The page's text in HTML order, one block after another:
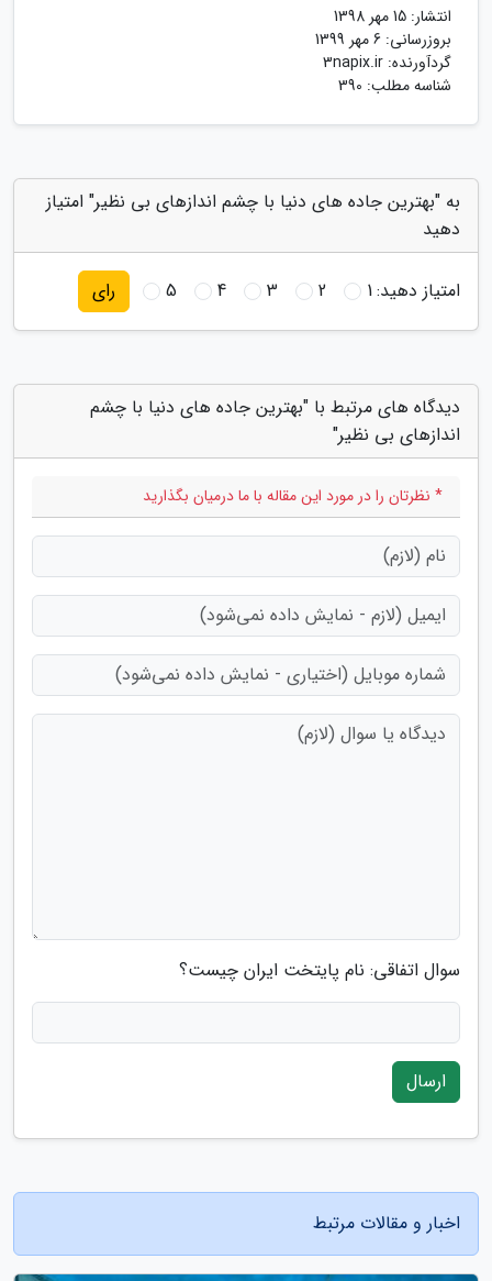
انتشار: 15 مهر 1398
بروزرسانی: 6 مهر 1399
گردآورنده: 3napix.ir
شناسه مطلب: 390
به "بهترین جاده های دنیا با چشم اندازهای بی نظیر" امتیاز
دهید
امتیاز دهید:1
2
3
4
5 رای
دیدگاه های مرتبط با "بهترین جاده های دنیا با چشم
اندازهای بی نظیر"
* نظرتان را در مورد این مقاله با ما درمیان بگذارید
سوال اتفاقی: نام پایتخت ایران چیست؟
ارسال
اخبار و مقالات مرتبط